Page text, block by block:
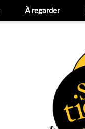
À regarder